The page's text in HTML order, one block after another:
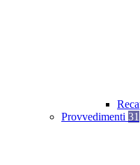
Provvedimenti 31